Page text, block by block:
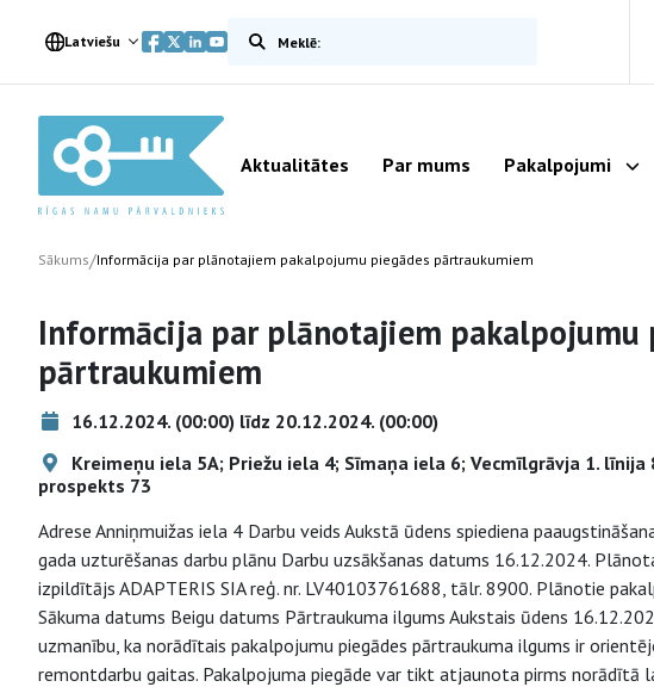
Latviešu Meklēt vietnē
Aktualitātes Par mums Pakalpojumi
Sākums/Informācija par plānotajiem pakalpojumu piegādes pārtraukumiem
Informācija par plānotajiem pakalpojumu
pārtraukumiem
16.12.2024. (00:00) līdz 20.12.2024. (00:00)
Kreimeņu iela 5A; Priežu iela 4; Sīmaņa iela 6; Vecmīlgrāvja 1.
prospekts 73
Adrese Anniņmuižas iela 4 Darbu veids Aukstā ūdens spiediena
gada uzturēšanas darbu plānu Darbu uzsākšanas datums 16.12.2024.
izpildītājs ADAPTERIS SIA reģ. nr. LV40103761688, tālr. 8900. Plānotie
Sākuma datums Beigu datums Pārtraukuma ilgums Aukstais ūdens
uzmanību, ka norādītais pakalpojumu piegādes pārtraukuma ilgums ir
remontdarbu gaitas. Pakalpojuma piegāde var tikt atjaunota pirms norādītā